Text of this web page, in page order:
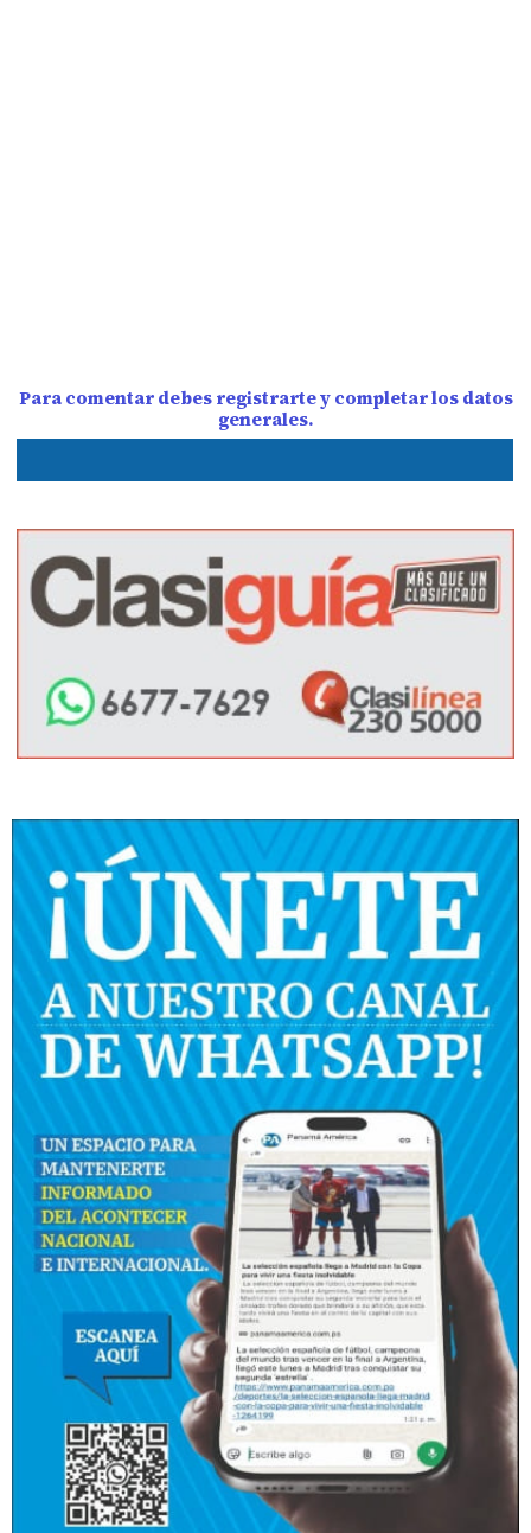
Para comentar debes registrarte y completar los datos
generales.